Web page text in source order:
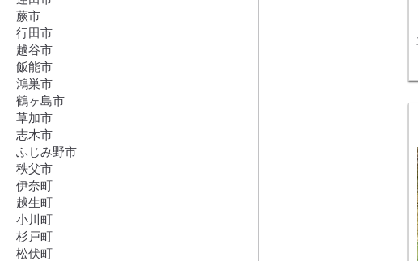
蕨市
行田市
越谷市
飯能市
鴻巣市
鶴ヶ島市
草加市
志木市
ふじみ野市
秩父市
伊奈町
越生町
小川町
杉戸町
松伏町